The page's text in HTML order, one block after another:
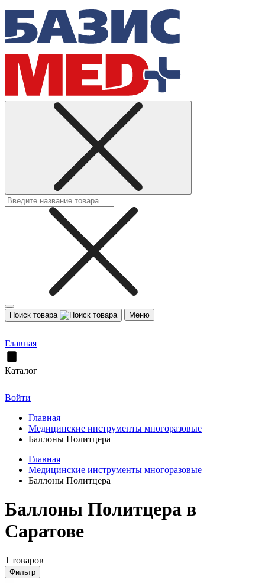
Поиск товара Меню
Главная
Каталог
Войти
Главная
Медицинские инструменты многоразовые
Баллоны Политцера
Главная
Медицинские инструменты многоразовые
Баллоны Политцера
Баллоны Политцера в
Саратове
1 товаров
Фильтр